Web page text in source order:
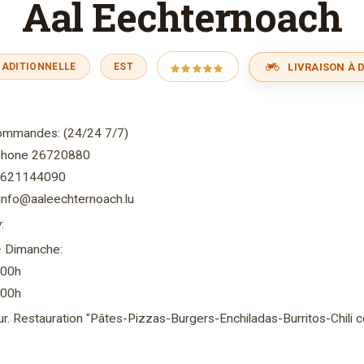
Aal Eechternoach
EST LIVRAISON À
(24/24 7/7)
26720880
Restauration "Pâtes-Pizzas-Burgers-Enchiladas-Burritos-Chili